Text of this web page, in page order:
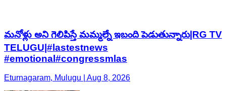
మనోళ్లు అని గెలిపిస్తే మమ్మల్నే ఇబంది పెడుతున్నారు|RG TV
TELUGU|#lastestnews
#emotional#congressmlas
Eturnagaram, Mulugu | Aug 8, 2026